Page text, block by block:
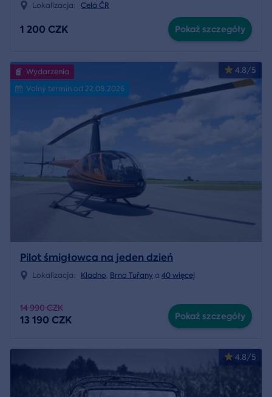
Lokalizacja: Celá ČR
1 200 CZK Pokaż szczegóły
4.8/5
Wydarzenia
Volný termín od 22.08.2026
Pilot śmigłowca na jeden dzień
Lokalizacja: Kladno, Brno Tuřany a 40 więcej
14 990 CZK
13 190 CZK Pokaż szczegóły
4.8/5